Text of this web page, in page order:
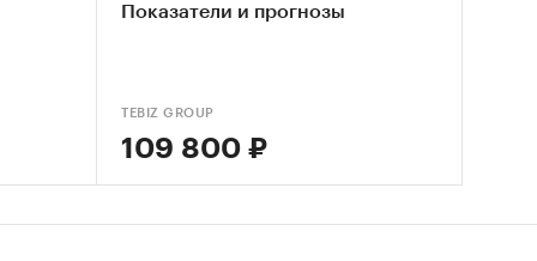
Показатели и прогнозы
TEBIZ GROUP
109 800 ₽